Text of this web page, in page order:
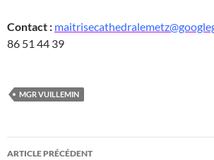
Contact :
86 51 44 39
MGR VUILLEMIN
Navigation
ARTICLE PRÉCÉDENT